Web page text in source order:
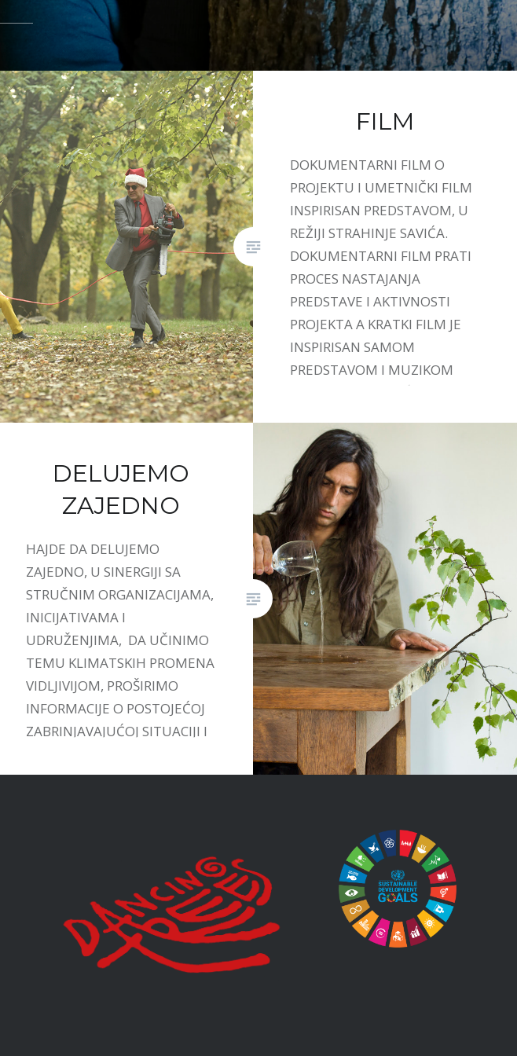
FILM
DOKUMENTARNI FILM O
PROJEKTU I UMETNIČKI FILM
INSPIRISAN PREDSTAVOM, U
REŽIJI STRAHINJE SAVIĆA.
DOKUMENTARNI FILM PRATI
PROCES NASTAJANJA
PREDSTAVE I AKTIVNOSTI
PROJEKTA A KRATKI FILM JE
INSPIRISAN SAMOM
PREDSTAVOM I MUZIKOM
DELUJEMO
ZAJEDNO
HAJDE DA DELUJEMO
ZAJEDNO, U SINERGIJI SA
STRUČNIM ORGANIZACIJAMA,
INICIJATIVAMA I
UDRUŽENJIMA, DA UČINIMO
TEMU KLIMATSKIH PROMENA
VIDLJIVIJOM, PROŠIRIMO
INFORMACIJE O POSTOJEĆOJ
ZABRINJAVAJUĆOJ SITUACIJI I
POSTOJEĆIM INICIJATIVAMA